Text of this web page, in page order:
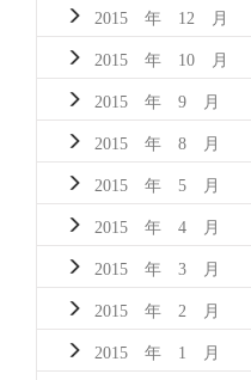
2015 年 12 月
2015 年 10 月
2015 年 9 月
2015 年 8 月
2015 年 5 月
2015 年 4 月
2015 年 3 月
2015 年 2 月
2015 年 1 月